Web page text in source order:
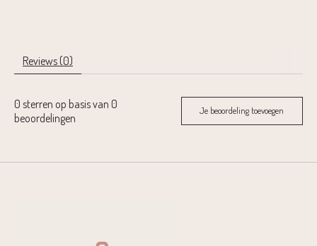
Reviews (0)
0 sterren op basis van 0
beoordelingen
Je beoordeling toevoegen